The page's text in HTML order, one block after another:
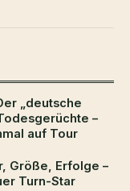
„deutsche
–
auf Tour
Größe, Erfolge –
Turn-Star